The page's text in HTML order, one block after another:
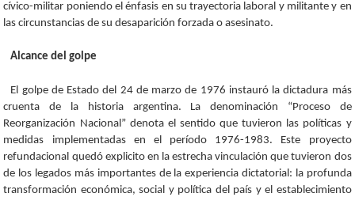
cívico-militar poniendo el énfasis en su trayectoria laboral y militante y en
las circunstancias de su desaparición forzada o asesinato.
Alcance del golpe
El golpe de Estado del 24 de marzo de 1976 instauró la dictadura más
cruenta de la historia argentina. La denominación “Proceso de
Reorganización Nacional” denota el sentido que tuvieron las políticas y
medidas implementadas en el período 1976-1983. Este proyecto
refundacional quedó explicito en la estrecha vinculación que tuvieron dos
de los legados más importantes de la experiencia dictatorial: la profunda
transformación económica, social y política del país y el establecimiento